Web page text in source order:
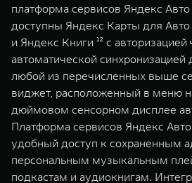
платформа сервисов Яндекс Авто
доступны Яндекс Карты для Авто
и Яндекс Книги ¹² с
автоматической
любой из перечисленных выше
виджет, расположенный в меню
дюймовом сенсорном дисплее
Платформа сервисов Яндекс
удобный доступ к сохраненным
персональным музыкальным
подкастам и аудиокнигам.